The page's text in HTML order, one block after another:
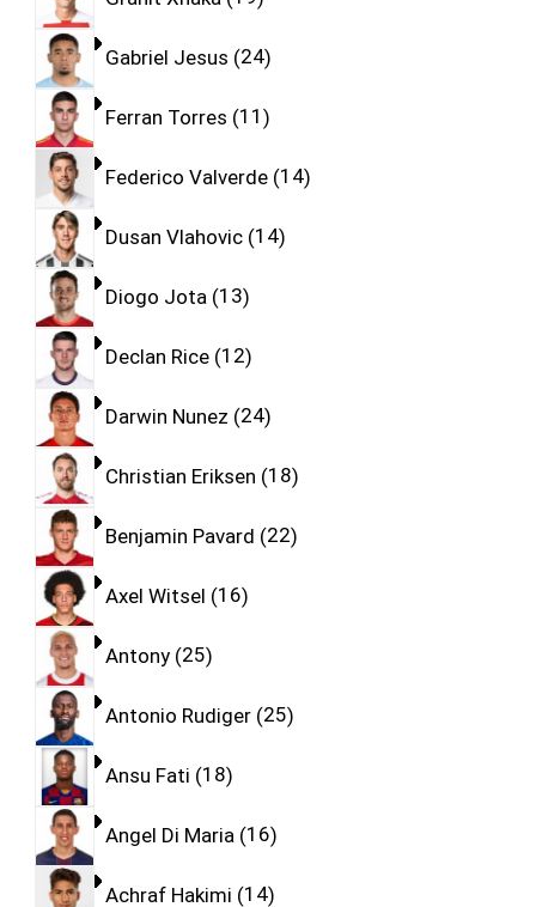
Gabriel Jesus 24
Ferran Torres 11
Federico Valverde 14
Dusan Vlahovic 14
Diogo Jota 13
Declan Rice 12
Darwin Nunez 24
Christian Eriksen 18
Benjamin Pavard 22
Axel Witsel 16
Antony 25
Antonio Rudiger 25
Ansu Fati 18
Angel Di Maria 16
Achraf Hakimi 14